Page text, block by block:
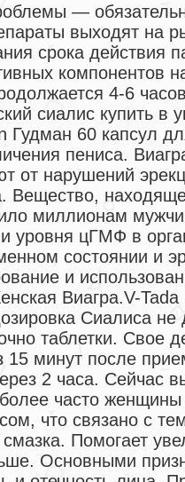
—
выходят на
срока действия
компонентов
4-6
сиалис купить в
Гудман 60 капсул
пениса.
от нарушений
Вещество,
миллионам
уровня цГМФ в
состоянии и
и
Виагра.V-
Сиалиса
таблетки.
15 минут после
2 часа. Сейчас
часто женщины
что связано с
смазка. Помогает
Основными